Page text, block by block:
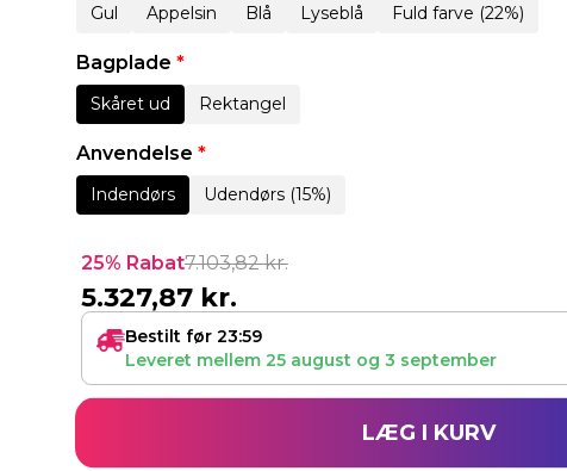
Gul
Appelsin Blå Lyseblå Fuld farve (22%)
Bagplade *
Skåret ud Rektangel
Anvendelse *
Indendørs Udendørs (15%)
25% Rabat7.103,82kr.
5.327,87 kr.
Bestilt før 23:59
Leveret mellem 25 august og 3 september
LÆG I KURV